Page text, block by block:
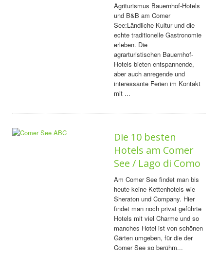
Agriturismus Bauernhof-Hotels
und B&B am Comer
See:Ländliche Kultur und die
echte traditionelle Gastronomie
erleben. Die
agrarturistischen Bauernhof-
Hotels bieten entspannende,
aber auch anregende und
interessante Ferien im Kontakt
mit ...
Die 10 besten
Hotels am Comer
See / Lago di Como
Am Comer See findet man bis
heute keine Kettenhotels wie
Sheraton und Company. Hier
findet man noch privat geführte
Hotels mit viel Charme und so
manches Hotel ist von schönen
Gärten umgeben, für die der
Comer See so berühm...